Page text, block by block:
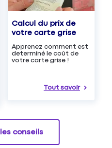
Calcul du prix de
votre carte grise
Apprenez comment est
determiné le coût de
votre carte grise !
Tout savoir
conseils